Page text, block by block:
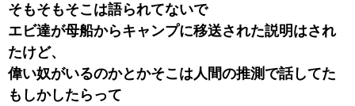
そもそもそこは語られてないで
エビ達が母船からキャンプに移送された説明はされ
たけど、
偉い奴がいるのかとかそこは人間の推測で話してた
もしかしたらって